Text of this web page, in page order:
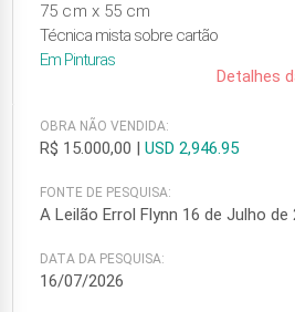
75 cm x 55 cm
Técnica mista sobre cartão
Em Pinturas
Detalhes
OBRA NÃO VENDIDA:
R$ 15.000,00 |USD 2,946.95
FONTE DE PESQUISA:
A Leilão Errol Flynn 16 de Julho de
DATA DA PESQUISA:
16/07/2026